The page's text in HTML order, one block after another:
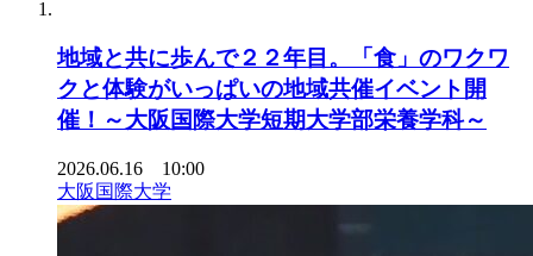
地域と共に歩んで２２年目。「食」のワクワ
クと体験がいっぱいの地域共催イベント開
催！～大阪国際大学短期大学部栄養学科～
2026.06.16 10:00
大阪国際大学